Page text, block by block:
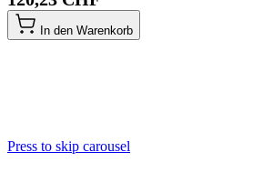
In den Warenkorb
Press to skip carousel